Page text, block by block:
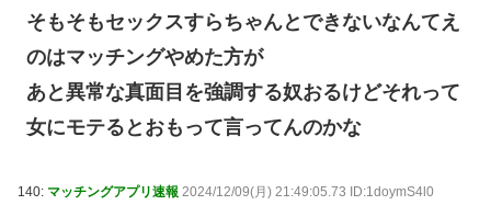
そもそもセックスすらちゃんとできないなんてえ
のはマッチングやめた方が
あと異常な真面目を強調する奴おるけどそれって
女にモテるとおもって言ってんのかな
140: マッチングアプリ速報 2024/12/09(月) 21:49:05.73 ID:1doymS4l0